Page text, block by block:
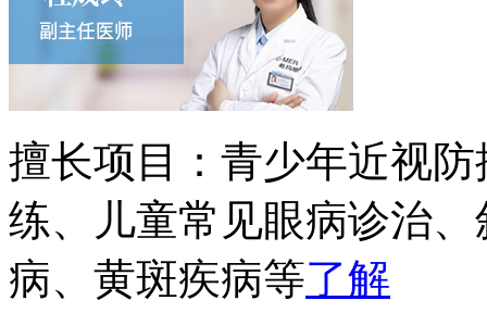
擅长项目： 青少年近视
练、儿童常见眼病诊治
病、黄斑疾病等了解